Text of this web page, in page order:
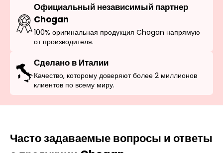
Официальный независимый партнер
Chogan
100% оригинальная продукция Chogan напрямую
от производителя.
Сделано в Италии
Качество, которому доверяют более 2 миллионов
клиентов по всему миру.
Часто задаваемые вопросы и ответы